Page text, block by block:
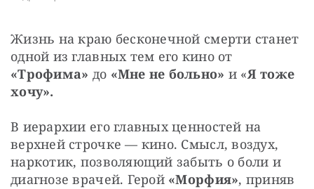
Жизнь на краю бесконечной смерти станет
«Трофима» до «Мне не больно» и «Я тоже
хочу».
В иерархии его главных ценностей на
верхней строчке — кино. Смысл, воздух,
наркотик, позволяющий забыть о боли и
диагнозе врачей. Герой «Морфия», приняв